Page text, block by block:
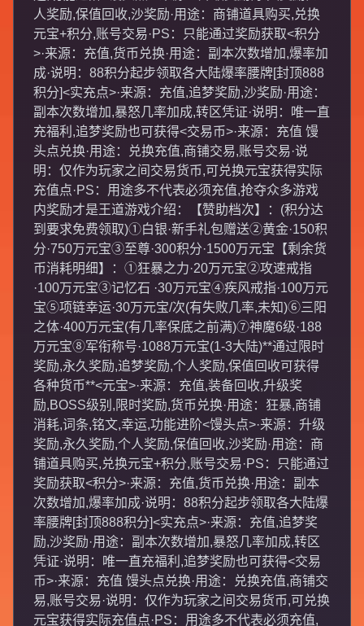
人奖励,保值回收,沙奖励·用途：商铺道具购买,兑换
元宝+积分,账号交易·PS：只能通过奖励获取<积分
>·来源：充值,货币兑换·用途：副本次数增加,爆率加
成·说明：88积分起步领取各大陆爆率腰牌[封顶888
积分]<实充点>·来源：充值,追梦奖励,沙奖励·用途：
副本次数增加,暴怒几率加成,转区凭证·说明：唯一直
充福利,追梦奖励也可获得<交易币>·来源：充值 馒
头点兑换·用途：兑换充值,商铺交易,账号交易·说
明：仅作为玩家之间交易货币,可兑换元宝获得实际
充值点·PS：用途多不代表必须充值,抢夺众多游戏
内奖励才是王道游戏介绍：【赞助档次】：(积分达
到要求免费领取)①白银·新手礼包赠送②黄金·150积
分·750万元宝③至尊·300积分·1500万元宝【剩余货
币消耗明细】：①狂暴之力·20万元宝②攻速戒指
·100万元宝③记忆石 ·30万元宝④疾风戒指·100万元
宝⑤项链幸运·30万元宝/次(有失败几率,未知)⑥三阳
之体·400万元宝(有几率保底之前满)⑦神魔6级·188
万元宝⑧军衔称号·1088万元宝(1-3大陆)**通过限时
奖励,永久奖励,追梦奖励,个人奖励,保值回收可获得
各种货币**<元宝>·来源：充值,装备回收,升级奖
励,BOSS级别,限时奖励,货币兑换·用途：狂暴,商铺
消耗,词条,铭文,幸运,功能进阶<馒头点>·来源：升级
奖励,永久奖励,个人奖励,保值回收,沙奖励·用途：商
铺道具购买,兑换元宝+积分,账号交易·PS：只能通过
奖励获取<积分>·来源：充值,货币兑换·用途：副本
次数增加,爆率加成·说明：88积分起步领取各大陆爆
率腰牌[封顶888积分]<实充点>·来源：充值,追梦奖
励,沙奖励·用途：副本次数增加,暴怒几率加成,转区
凭证·说明：唯一直充福利,追梦奖励也可获得<交易
币>·来源：充值 馒头点兑换·用途：兑换充值,商铺交
易,账号交易·说明：仅作为玩家之间交易货币,可兑换
元宝获得实际充值点·PS：用途多不代表必须充值,